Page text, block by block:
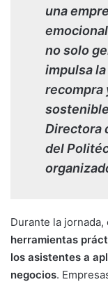
una
no solo
impulsa
recompra
Directora
del
Durante la
herramientas
los asistentes a
negocios.